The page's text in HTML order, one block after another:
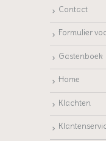
Contact
Formulier
Gastenboek
Home
Klachten